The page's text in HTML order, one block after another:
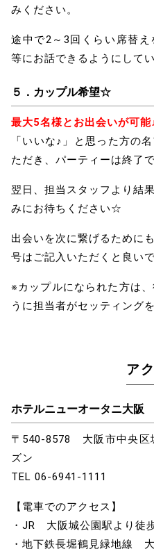
みください。
途中で2～3回くらい席替
等にお話できるようにしてい
５．カップル希望☆
最大5名様とお出会いが可能
「いいな♪」と思った方の
ただき、パーティーは終了で
翌日、担当スタッフより結
みにお待ちください☆
出会いを次に繋げるために
号はご記入いただくと良いで
※カップルになられた方は
うに担当者がセッティング
ア
ホテルニューオータニ大阪
〒540-8578 大阪市中央
ズン
TEL 06-6941-1111
【電車でのアクセス】
・JR 大阪城公園駅より徒
・地下鉄長堀鶴見緑地線